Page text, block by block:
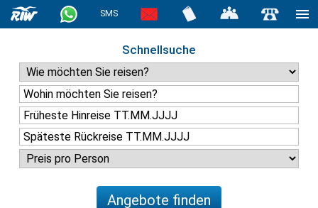
SMS
Schnellsuche
Angebote finden